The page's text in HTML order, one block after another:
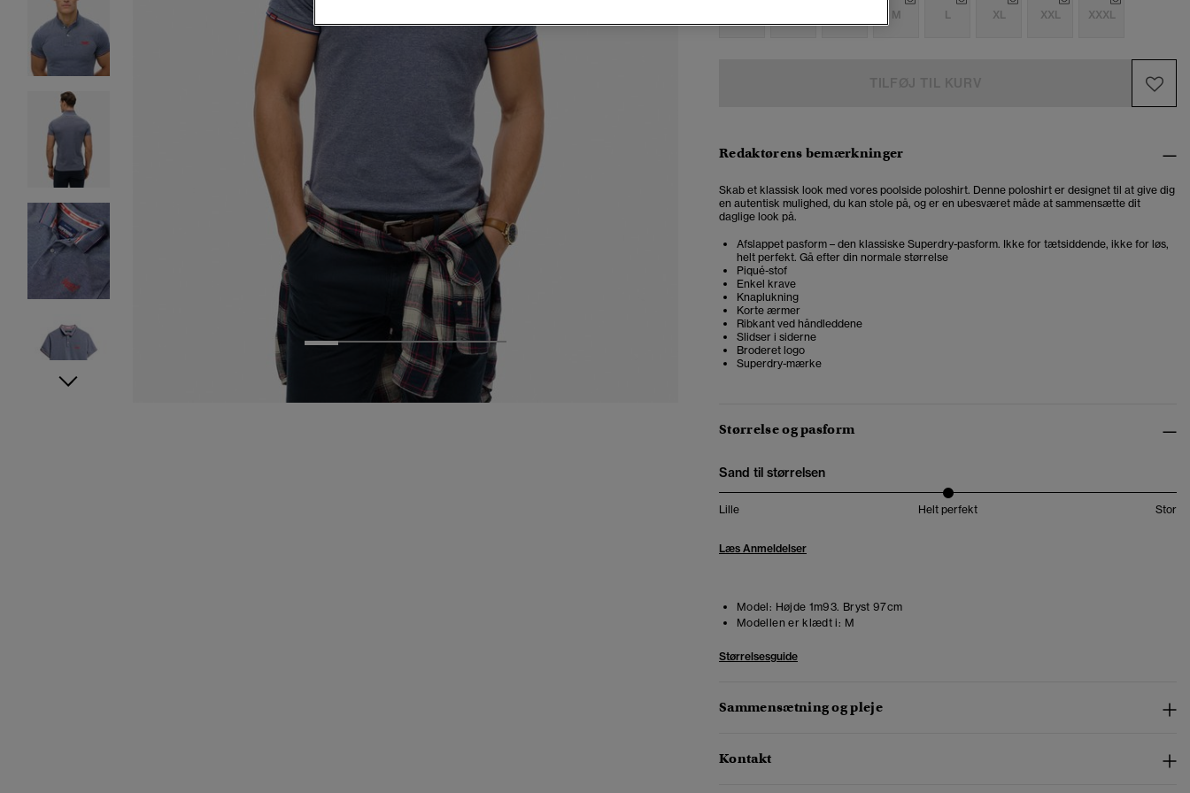
5 6
M L XL XXL XXXL
Redaktørens bemærkninger
Skab et klassisk look med vores poolside poloshirt. Denne poloshirt er designet til at give dig
en autentisk mulighed, du kan stole på, og er en ubesværet måde at sammensætte dit
daglige look på.
Afslappet pasform – den klassiske Superdry-pasform. Ikke for tætsiddende, ikke for løs,
helt perfekt. Gå efter din normale størrelse
Piqué-stof
Enkel krave
Knaplukning
Korte ærmer
Ribkant ved håndleddene
Slidser i siderne
Broderet logo
Superdry-mærke
Størrelse og pasform
Sand til størrelsen
Lille Helt perfekt Stor
Læs Anmeldelser
Model: Højde 1m93. Bryst 97cm
Modellen er klædt i: M
Størrelsesguide
Sammensætning og pleje
Kontakt